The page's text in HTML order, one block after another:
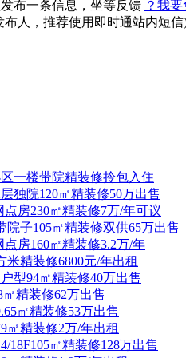
布一条信息，坐等反馈 ？我
布人，推荐使用即时通站内短信
一楼带院精装修拎包入住
独院120㎡精装修50万出售
点房230㎡精装修7万/年可议
院子105㎡精装修双供65万出售
点房160㎡精装修3.2万/年
米精装修6800元/年出租
型94㎡精装修40万出售
精装修62万出售
㎡精装修53万出售
㎡精装修2万/年出租
18F105㎡精装修128万出售